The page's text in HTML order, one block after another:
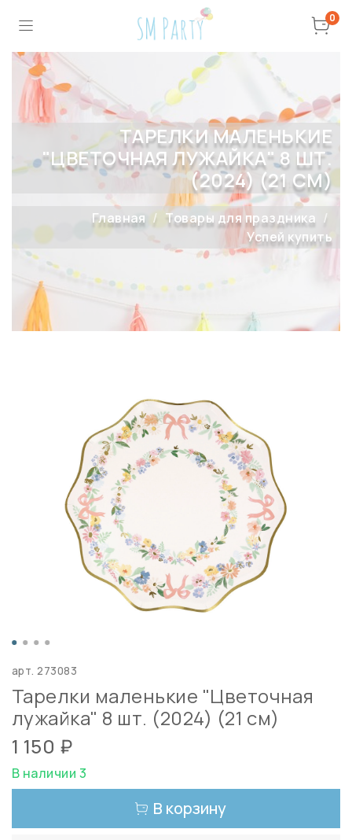
0
ТАРЕЛКИ МАЛЕНЬКИЕ
"ЦВЕТОЧНАЯ ЛУЖАЙКА" 8 ШТ.
(2024) (21 СМ)
Главная
Товары для праздника
Успей купить
арт.273083
Тарелки маленькие "Цветочная
лужайка" 8 шт. (2024) (21 см)
1 150 ₽
В наличии 3
В корзину